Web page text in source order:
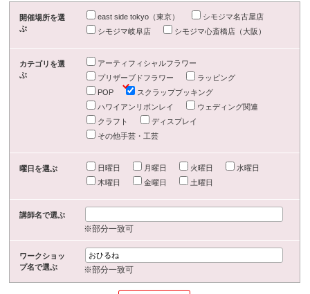
開催場所を選
ぶ
east side tokyo（東京）
シモジマ名古屋店
シモジマ岐阜店
シモジマ心斎橋店（大阪）
カテゴリを選
ぶ
アーティフィシャルフラワー
プリザーブドフラワー
ラッピング
POP
スクラップブッキング
ハワイアンリボンレイ
ウェディング関連
クラフト
ディスプレイ
その他手芸・工芸
曜日を選ぶ 日曜日 月曜日 火曜日
水曜日
木曜日
金曜日 土曜日
講師名で選ぶ
※部分一致可
ワークショッ
プ名で選ぶ
※部分一致可